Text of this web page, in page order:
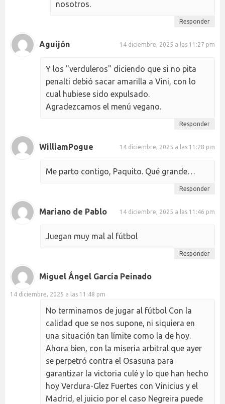
nosotros.
Responder
Aguijón 14 diciembre, 2025 a las 11:27 pm
Y los "verduleros" diciendo que si no pita
penalti debió sacar amarilla a Vini, con lo
cual hubiese sido expulsado.
Agradezcamos el menú vegano.
Responder
WilliamPogue 14 diciembre, 2025 a las 11:28 pm
Me parto contigo, Paquito. Qué grande…
Responder
Mariano de Pablo 14 diciembre, 2025 a las 11:46 pm
Juegan muy mal al fútbol
Responder
Miguel Ángel García Peinado
14 diciembre, 2025 a las 11:48 pm
No terminamos de jugar al fútbol Con la
calidad que se nos supone, ni siquiera en
una situación tan límite como la de hoy.
Ahora bien, con la miseria arbitral que ayer
se perpetró contra el Osasuna para
garantizar la victoria culé y lo que han hecho
hoy Verdura-Glez Fuertes con Vinicius y el
Madrid, el juicio por el caso Negreira puede